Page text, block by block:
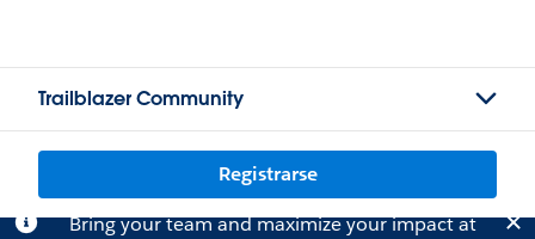
Trailblazer Community
Registrarse
Bring your team and maximize your impact at